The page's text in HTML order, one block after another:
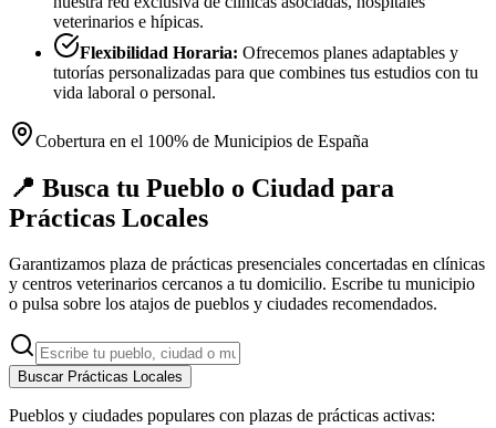
veterinarios e hípicas.
Flexibilidad Horaria: Ofrecemos planes adaptables y
tutorías personalizadas para que combines tus estudios con tu
vida laboral o personal.
Cobertura en el 100% de Municipios de España
📍 Busca tu Pueblo o Ciudad para
Prácticas Locales
Garantizamos plaza de prácticas presenciales concertadas en clínicas
y centros veterinarios cercanos a tu domicilio. Escribe tu municipio
o pulsa sobre los atajos de pueblos y ciudades recomendados.
Buscar Prácticas Locales
Pueblos y ciudades populares con plazas de prácticas activas: